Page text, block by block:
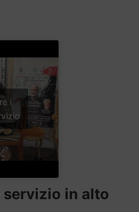
i
servizio in alto